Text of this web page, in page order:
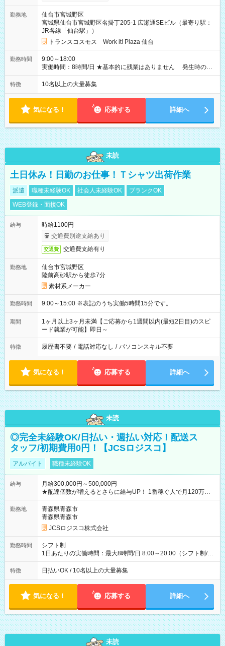
4日勤務の場合… 月収16万6,400円以上可能 ※交通費別途支給
（時給1,300円×8時間×16日） 【試用期間】試用期間なし
勤務地
仙台市宮城野区
宮城県仙台市宮城野区名掛丁205-1 広瀬通SEビル（最寄り駅：
JR各線「仙台駅」）
トランスコスモス Work it! Plaza 仙台
勤務時間
9:00～18:00
実働時間：8時間/日 ★基本的に残業はありません 発生時の残
業代は1分単位で支給いたします
特徴 10名以上の大量募集
気になる！ 応募する 詳細へ
未読
土日休み！日勤のお仕事！Ｔシャツ出荷作業
派遣 職種未経験OK 社会人未経験OK
ブランクOK
WEB登録・面接OK
給与
時給1100円
交通費別途支給あり
交通費 交通費支給有り
勤務地
仙台市宮城野区
陸前高砂駅から徒歩7分
素材系メーカー
勤務時間 9:00～15:00 ※表記のうち実働5時間15分です。
期間
1ヶ月以上3ヶ月未満【ご応募から1週間以内(最短2日目)のスピ
ード就業が可能】即日～
特徴 履歴書不要 / 電話対応なし / パソコンスキル不要
気になる！ 応募する 詳細へ
未読
◎完全未経験OK/日払い・週払い対応！配送ス
タッフ/初期費用0円！【JCSロジスコ】
アルバイト 職種未経験OK
給与
月給300,000円～500,000円
★配達個数が増えるとさらに給与UP！ 1番稼ぐ人で月120万ほ
ど！ ・主要都市エリア 月収55万円／週5日稼働 月収65万~112
万円／週6日稼働 ・地方郊外エリア 月収40万円／週5日稼働 月
収40万円~50万円／週6日稼働 ＜モデルイメージ＞ ■月収50万
円 (27歳男性/江東区在住)※元建築関係 1日150個配達×25日勤務
(日休み) ■月収80万円(43歳男性/墨田区在住)※元営業 1日200個
勤務地
青森県青森市
青森県青森市
JCSロジスコ株式会社
勤務時間
シフト制
1日あたりの実働時間：最大8時間/日 8:00～20:00（シフト制/実
働8時間） ※週5日勤務（場所次第では週4も有り） ※配達状況
によって時間外での勤務可能性有り ※案件により多少の前後あ
特徴 日払いOK / 10名以上の大量募集
気になる！ 応募する 詳細へ
未読